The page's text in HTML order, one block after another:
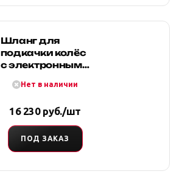
Шланг для
подкачки колёс
с электронным
7,6м (черный,
Нет в наличии
16 230 руб./шт
ПОД ЗАКАЗ